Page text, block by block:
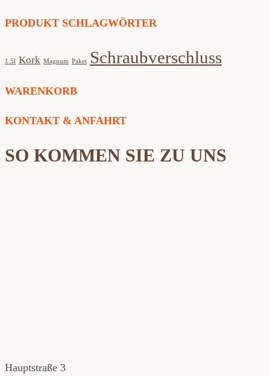
PRODUKT SCHLAGWÖRTER
1.5l Kork Magnum Paket Schraubverschluss
WARENKORB
KONTAKT & ANFAHRT
SO KOMMEN SIE ZU UNS
Hauptstraße 3